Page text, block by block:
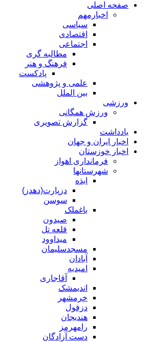
صفحه اصلی
اخبارمهم
سیاسی
اقتصادی
اجتماعی
مطالبه گری
فرهنگ و هنر
پادکست
علمی و پژوهشی
بین الملل
ورزشی
ورزش همگانی
گزارش تصویری
یادداشت
اخبار ایران و جهان
اخبار خوزستان
فرمانداری اهواز
شهرستانها
ایذه
دزپارت(دهدز)
سوسن
باغملک
صیدون
قلعه تل
میداوود
مسجدسلیمان
آبادان
امیدیه
آقاجاری
اندیمشک
خرمشهر
دزفول
هندیجان
رامهرمز
دست آزادگان